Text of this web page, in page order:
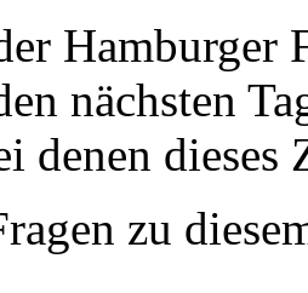
Hamburger
nächsten
denen
zu